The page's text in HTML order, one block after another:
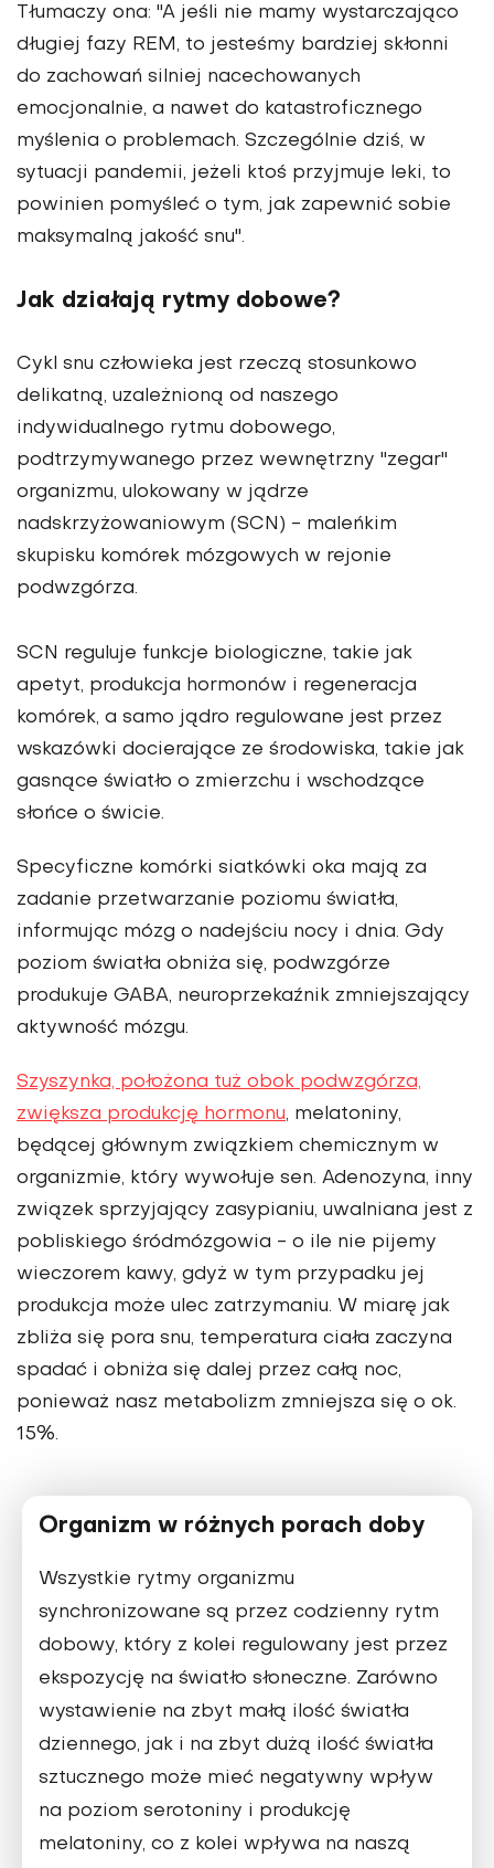
Tłumaczy ona: "A jeśli nie mamy wystarczająco
długiej fazy REM, to jesteśmy bardziej skłonni
do zachowań silniej nacechowanych
emocjonalnie, a nawet do katastroficznego
myślenia o problemach. Szczególnie dziś, w
sytuacji pandemii, jeżeli ktoś przyjmuje leki, to
powinien pomyśleć o tym, jak zapewnić sobie
maksymalną jakość snu".
Jak działają rytmy dobowe?
Cykl snu człowieka jest rzeczą stosunkowo
delikatną, uzależnioną od naszego
indywidualnego rytmu dobowego,
podtrzymywanego przez wewnętrzny "zegar"
organizmu, ulokowany w jądrze
nadskrzyżowaniowym (SCN) - maleńkim
skupisku komórek mózgowych w rejonie
podwzgórza.
SCN reguluje funkcje biologiczne, takie jak
apetyt, produkcja hormonów i regeneracja
komórek, a samo jądro regulowane jest przez
wskazówki docierające ze środowiska, takie jak
gasnące światło o zmierzchu i wschodzące
słońce o świcie.
Specyficzne komórki siatkówki oka mają za
zadanie przetwarzanie poziomu światła,
informując mózg o nadejściu nocy i dnia. Gdy
poziom światła obniża się, podwzgórze
produkuje GABA, neuroprzekaźnik zmniejszający
aktywność mózgu.
Szyszynka, położona tuż obok podwzgórza,
zwiększa produkcję hormonu, melatoniny,
będącej głównym związkiem chemicznym w
organizmie, który wywołuje sen. Adenozyna, inny
związek sprzyjający zasypianiu, uwalniana jest z
pobliskiego śródmózgowia - o ile nie pijemy
wieczorem kawy, gdyż w tym przypadku jej
produkcja może ulec zatrzymaniu. W miarę jak
zbliża się pora snu, temperatura ciała zaczyna
spadać i obniża się dalej przez całą noc,
ponieważ nasz metabolizm zmniejsza się o ok.
15%.
Organizm w różnych porach doby
Wszystkie rytmy organizmu
synchronizowane są przez codzienny rytm
dobowy, który z kolei regulowany jest przez
ekspozycję na światło słoneczne. Zarówno
wystawienie na zbyt małą ilość światła
dziennego, jak i na zbyt dużą ilość światła
sztucznego może mieć negatywny wpływ
na poziom serotoniny i produkcję
melatoniny, co z kolei wpływa na naszą